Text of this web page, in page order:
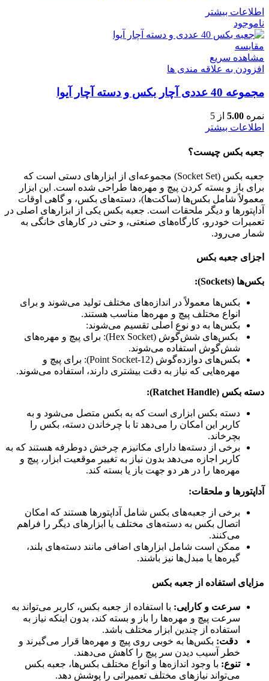
اطلاعات بیشتر
ناموجود
مقایسه
مشاهده سریع
افزودن به علاقه مندی ها
مجموعه 40 عددی آچار بکس و دسته آچار آیوا
نمره 5.00 از 5
اطلاعات بیشتر
جعبه بکس چیست؟
جعبه بکس (Socket Set) مجموعه‌ای از ابزارهای دستی است که
برای باز و بسته کردن پیچ و مهره‌ها طراحی شده است. این ابزار
معمولاً شامل بکس‌ها (ساکت‌ها)، دسته‌های بکس، و گاهی اوقات
آداپتورها و دیگر ملحقات است. جعبه بکس یکی از ابزارهای اصلی در
تعمیرات خودرو، کارگاه‌های صنعتی، و حتی در کارهای خانگی به
شمار می‌رود.
اجزای جعبه بکس
بکس‌ها (Sockets):
بکس‌ها معمولاً در اندازه‌های مختلف تولید می‌شوند و برای
انواع مختلف پیچ و مهره‌ها مناسب هستند.
بکس‌ها به دو نوع اصلی تقسیم می‌شوند:
بکس‌های شش‌گوش (Hex Socket): برای پیچ و مهره‌های
شش‌گوش استفاده می‌شوند.
بکس‌های دوازده‌گوش (12-Point Socket): برای پیچ و
مهره‌هایی که نیاز به دقت بیشتری دارند، استفاده می‌شوند.
دسته بکس (Ratchet Handle):
دسته بکس ابزاری است که به بکس متصل می‌شود و به
کاربر این امکان را می‌دهد تا با چرخاندن دسته، بکس را
بچرخاند.
برخی از دسته‌ها دارای مکانیزم چرخش دوطرفه هستند که به
کاربر اجازه می‌دهد بدون نیاز به تغییر موقعیت ابزار، پیچ و
مهره‌ها را در هر دو جهت باز یا بسته کند.
آداپتورها و ملحقات:
برخی از جعبه‌های بکس شامل آداپتورها هستند که امکان
اتصال بکس به دسته‌های مختلف یا ابزارهای دیگر را فراهم
می‌کنند.
ممکن است شامل ابزارهای اضافی مانند دسته‌های بلند،
گیره‌ها یا مبدل‌ها نیز باشند.
مزایای استفاده از جعبه بکس
سرعت و کارایی: با استفاده از جعبه بکس، کاربر می‌تواند به
سرعت پیچ و مهره‌ها را باز و بسته کند، بدون اینکه نیاز به
استفاده از چندین ابزار مختلف باشد.
دقت: بکس‌ها به خوبی روی پیچ و مهره‌ها قرار می‌گیرند و
خطر آسیب دیدن سر پیچ را کاهش می‌دهند.
تنوع: با وجود اندازه‌ها و انواع مختلف بکس‌ها، جعبه بکس
می‌تواند نیازهای مختلف تعمیراتی را پوشش دهد.